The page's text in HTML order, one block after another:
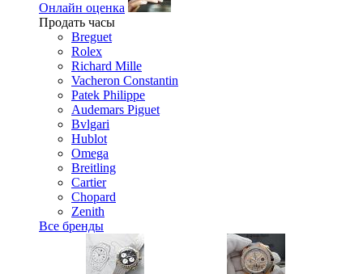
Онлайн оценка
Продать часы
Breguet
Rolex
Richard Mille
Vacheron Constantin
Patek Philippe
Audemars Piguet
Bvlgari
Hublot
Omega
Breitling
Cartier
Chopard
Zenith
Все бренды